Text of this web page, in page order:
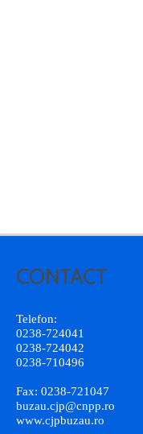
Telefon:
0238-724041
0238-724042
0238-710496
Fax: 0238-721047
buzau.cjp@cnpp.ro
www.cjpbuzau.ro